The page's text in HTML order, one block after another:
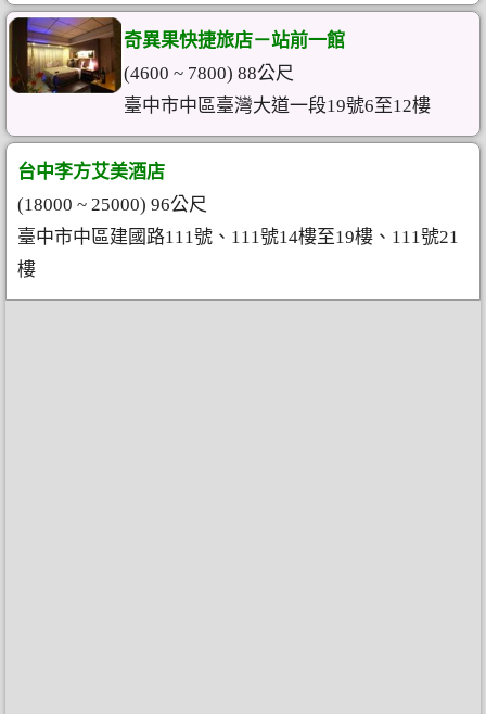
奇異果快捷旅店－站前一館
(4600 ~ 7800) 88公尺
臺中市中區臺灣大道一段19號6至12樓
台中李方艾美酒店
(18000 ~ 25000) 96公尺
臺中市中區建國路111號、111號14樓至19樓、111號21
樓